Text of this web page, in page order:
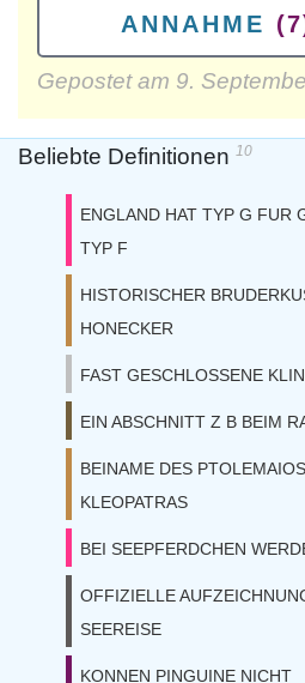
ANNAHME
Gepostet am 9.
Beliebte Definitionen 10
ENGLAND HAT TYP G FUR
TYP F
HISTORISCHER
HONECKER
FAST GESCHLOSSENE
EIN ABSCHNITT Z B BEIM
BEINAME DES
KLEOPATRAS
BEI SEEPFERDCHEN
OFFIZIELLE
SEEREISE
KONNEN PINGUINE NICHT